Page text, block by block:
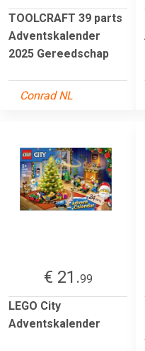
TOOLCRAFT 39 parts
Adventskalender
2025 Gereedschap
Conrad NL
€ 21.99
LEGO City
Adventskalender